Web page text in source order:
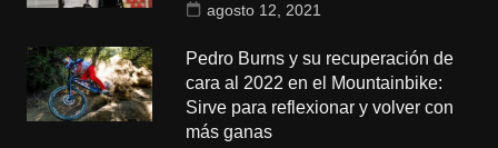
agosto 12, 2021
Pedro Burns y su recuperación de
cara al 2022 en el Mountainbike:
Sirve para reflexionar y volver con
más ganas